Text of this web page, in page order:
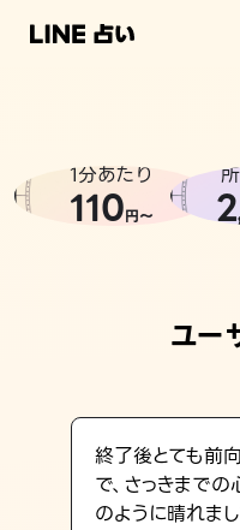
相談事例
1分あたり
110円〜 2,
ユー
終了後とても前
で、さっきまで
のように晴れまし